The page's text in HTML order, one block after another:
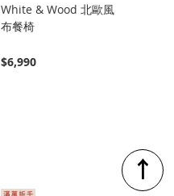
White & Wood 北歐風
布餐椅
$6,990
↑